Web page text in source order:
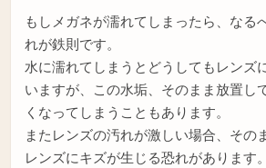
もしメガネが濡れてしまったら、なる
れが鉄則です。
水に濡れてしまうとどうしてもレンズ
いますが、この水垢、そのまま放置し
くなってしまうこともあります。
またレンズの汚れが激しい場合、その
レンズにキズが生じる恐れがあります